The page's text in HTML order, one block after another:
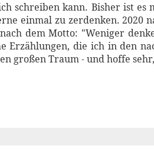
schreiben kann. Bisher ist
einmal zu zerdenken.
dem Motto: "Weniger
Erzählungen, die ich in den
großen Traum - und hoffe